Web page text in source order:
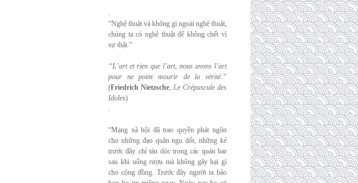
.
“Nghệ thuật và không gì ngoài nghệ thuật,
chúng ta có nghệ thuật để không chết vì
sự thật.”
“L’art et rien que l’art, nous avons l’art
pour ne point mourir de la vérité.”
(Friedrich Nietzsche, Le Crépuscule des
Idoles)
.
“Mạng xã hội đã trao quyền phát ngôn
cho những đạo quân ngu dốt, những kẻ
trước đây chỉ tán dóc trong các quán bar
sau khi uống rượu mà không gây hại gì
cho cộng đồng. Trước đây người ta bảo